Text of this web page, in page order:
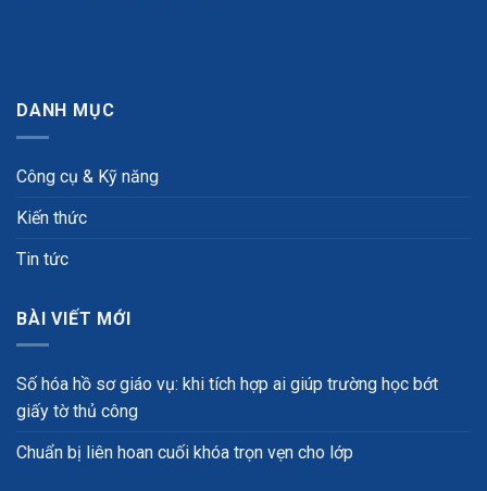
DANH MỤC
Công cụ & Kỹ năng
Kiến thức
Tin tức
BÀI VIẾT MỚI
Số hóa hồ sơ giáo vụ: khi tích hợp ai giúp trường học bớt
giấy tờ thủ công
Chuẩn bị liên hoan cuối khóa trọn vẹn cho lớp